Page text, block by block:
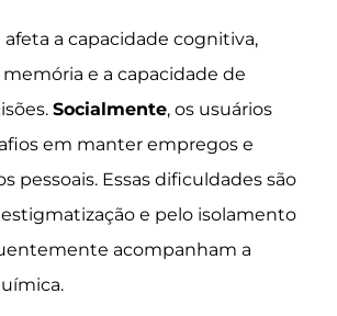
a capacidade cognitiva,
e a capacidade de
Socialmente, os usuários
em manter empregos e
pessoais. Essas dificuldades são
estigmatização e pelo isolamento
acompanham a